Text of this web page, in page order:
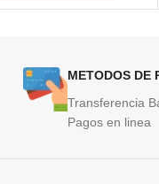
METODOS DE
Transferencia
Pagos en linea